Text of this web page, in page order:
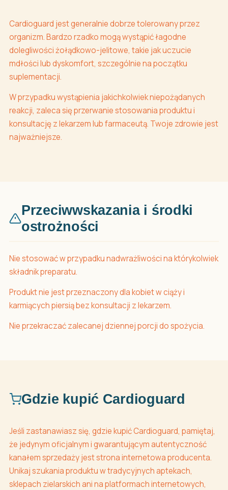
Cardioguard jest generalnie dobrze tolerowany przez
organizm. Bardzo rzadko mogą wystąpić łagodne
dolegliwości żołądkowo-jelitowe, takie jak uczucie
mdłości lub dyskomfort, szczególnie na początku
suplementacji.
W przypadku wystąpienia jakichkolwiek niepożądanych
reakcji, zaleca się przerwanie stosowania produktu i
konsultację z lekarzem lub farmaceutą. Twoje zdrowie jest
najważniejsze.
Przeciwwskazania i środki
ostrożności
Nie stosować w przypadku nadwrażliwości na którykolwiek
składnik preparatu.
Produkt nie jest przeznaczony dla kobiet w ciąży i
karmiących piersią bez konsultacji z lekarzem.
Nie przekraczać zalecanej dziennej porcji do spożycia.
Gdzie kupić Cardioguard
Jeśli zastanawiasz się, gdzie kupić Cardioguard, pamiętaj,
że jedynym oficjalnym i gwarantującym autentyczność
kanałem sprzedaży jest strona internetowa producenta.
Unikaj szukania produktu w tradycyjnych aptekach,
sklepach zielarskich ani na platformach internetowych,